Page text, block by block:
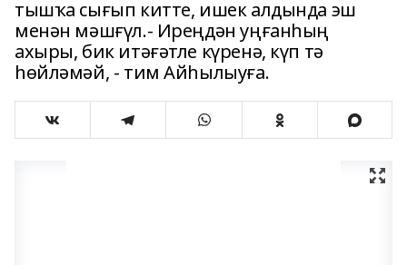
тышҡа сығып китте, ишек алдында эш
менән мәшғүл.- Иреңдән уңғанһың
ахыры, бик итәғәтле күренә, күп тә
һөйләмәй, - тим Айһылыуға.